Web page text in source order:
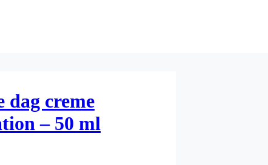
dag creme
– 50 ml